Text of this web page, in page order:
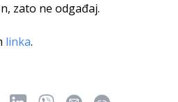
zato ne odgađaj.
linka.